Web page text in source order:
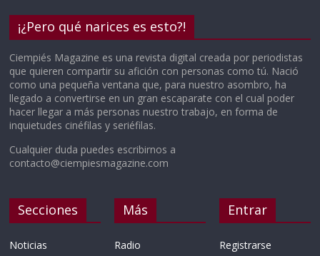
¡¿Pero qué narices es esto?!
Ciempiés Magazine es una revista digital creada por periodistas
que quieren compartir su afición con personas como tú. Nació
como una pequeña ventana que, para nuestro asombro, ha
llegado a convertirse en un gran escaparate con el cual poder
hacer llegar a más personas nuestro trabajo, en forma de
inquietudes cinéfilas y seriéfilas.
Cualquier duda puedes escribirnos a
contacto@ciempiesmagazine.com
Secciones
Noticias
Más
Radio
Entrar
Registrarse